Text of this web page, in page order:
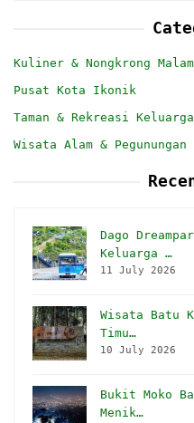
Kuliner & Nongkrong Malam
Pusat Kota Ikonik
Taman & Rekreasi Keluarga
Wisata Alam & Pegunungan
Dago
Keluarga …
11 July 2026
Wisata Batu
Timu…
10 July 2026
Bukit Moko
Menik…